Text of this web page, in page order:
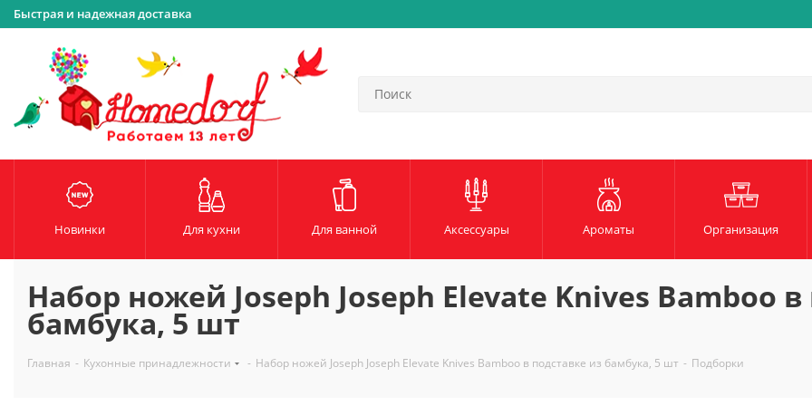
Быстрая и надежная доставка
Новинки Для кухни Для ванной Аксессуары Ароматы Организация
Набор ножей Joseph Joseph Elevate Knives Bamboo
бамбука, 5 шт
Главная - Кухонные принадлежности - Набор ножей Joseph Joseph Elevate Knives Bamboo в подставке из бамбука, 5 шт - Подборки